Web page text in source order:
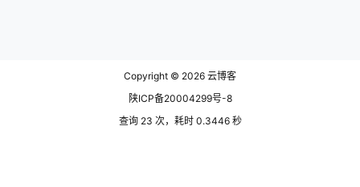
Copyright © 2026 云博客
陕ICP备20004299号-8
查询 23 次，耗时 0.3446 秒